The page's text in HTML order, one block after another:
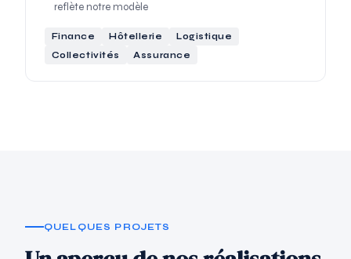
reflète notre modèle
Finance Hôtellerie
Logistique
Collectivités
Assurance
QUELQUES PROJETS